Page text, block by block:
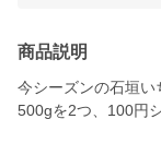
商品説明
今シーズンの石垣い